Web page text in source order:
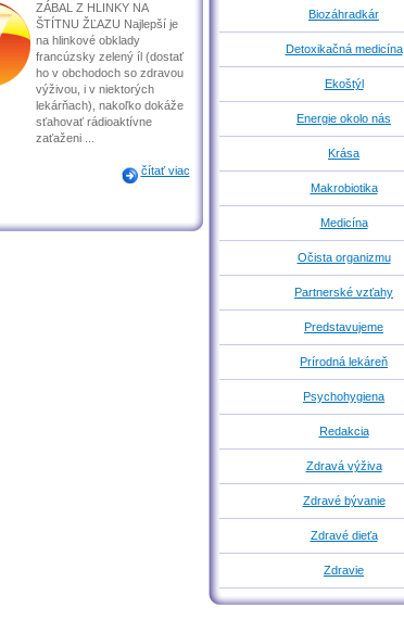
ZÁBAL Z HLINKY NA
ŠTÍTNU ŽĽAZU Najlepší je
na hlinkové obklady
francúzsky zelený íl (dostať
ho v obchodoch so zdravou
výživou, i v niektorých
lekárňach), nakoľko dokáže
sťahovať rádioaktívne
zaťaženi ...
čítať viac
Biozáhradkár
Detoxikačná medicína
Ekoštýl
Energie okolo nás
Krása
Makrobiotika
Medicína
Očista organizmu
Partnerské vzťahy
Predstavujeme
Prírodná lekáreň
Psychohygiena
Redakcia
Zdravá výživa
Zdravé bývanie
Zdravé dieťa
Zdravie